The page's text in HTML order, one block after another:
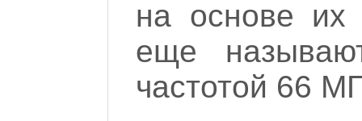
на основе их
еще
частотой 66